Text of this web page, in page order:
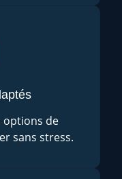
options de
sans stress.